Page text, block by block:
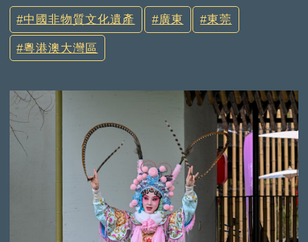
中國非物質文化遺產 廣東 東莞
粵港澳大灣區